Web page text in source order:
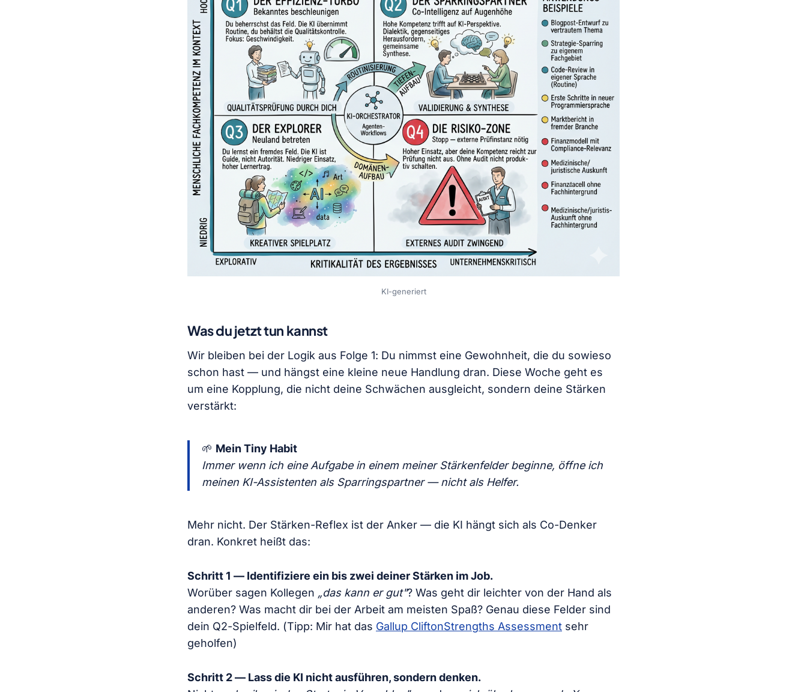
KI-generiert
Was du jetzt tun kannst
Wir bleiben bei der Logik aus Folge 1: Du nimmst eine Gewohnheit, die du sowieso
schon hast — und hängst eine kleine neue Handlung dran. Diese Woche geht es
um eine Kopplung, die nicht deine Schwächen ausgleicht, sondern deine Stärken
verstärkt:
🌱 Mein Tiny Habit
Immer wenn ich eine Aufgabe in einem meiner Stärkenfelder beginne, öffne ich
meinen KI-Assistenten als Sparringspartner — nicht als Helfer.
Mehr nicht. Der Stärken-Reflex ist der Anker — die KI hängt sich als Co-Denker
dran. Konkret heißt das:
Schritt 1 — Identifiziere ein bis zwei deiner Stärken im Job.
Worüber sagen Kollegen „das kann er gut"? Was geht dir leichter von der Hand als
anderen? Was macht dir bei der Arbeit am meisten Spaß? Genau diese Felder sind
dein Q2-Spielfeld. (Tipp: Mir hat das Gallup CliftonStrengths Assessment sehr
geholfen)
Schritt 2 — Lass die KI nicht ausführen, sondern denken.